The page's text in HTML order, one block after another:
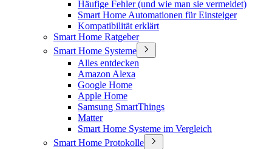
Häufige Fehler (und wie man sie vermeidet)
Smart Home Automationen für Einsteiger
Kompatibilität erklärt
Smart Home Ratgeber
Smart Home Systeme
Alles entdecken
Amazon Alexa
Google Home
Apple Home
Samsung SmartThings
Matter
Smart Home Systeme im Vergleich
Smart Home Protokolle